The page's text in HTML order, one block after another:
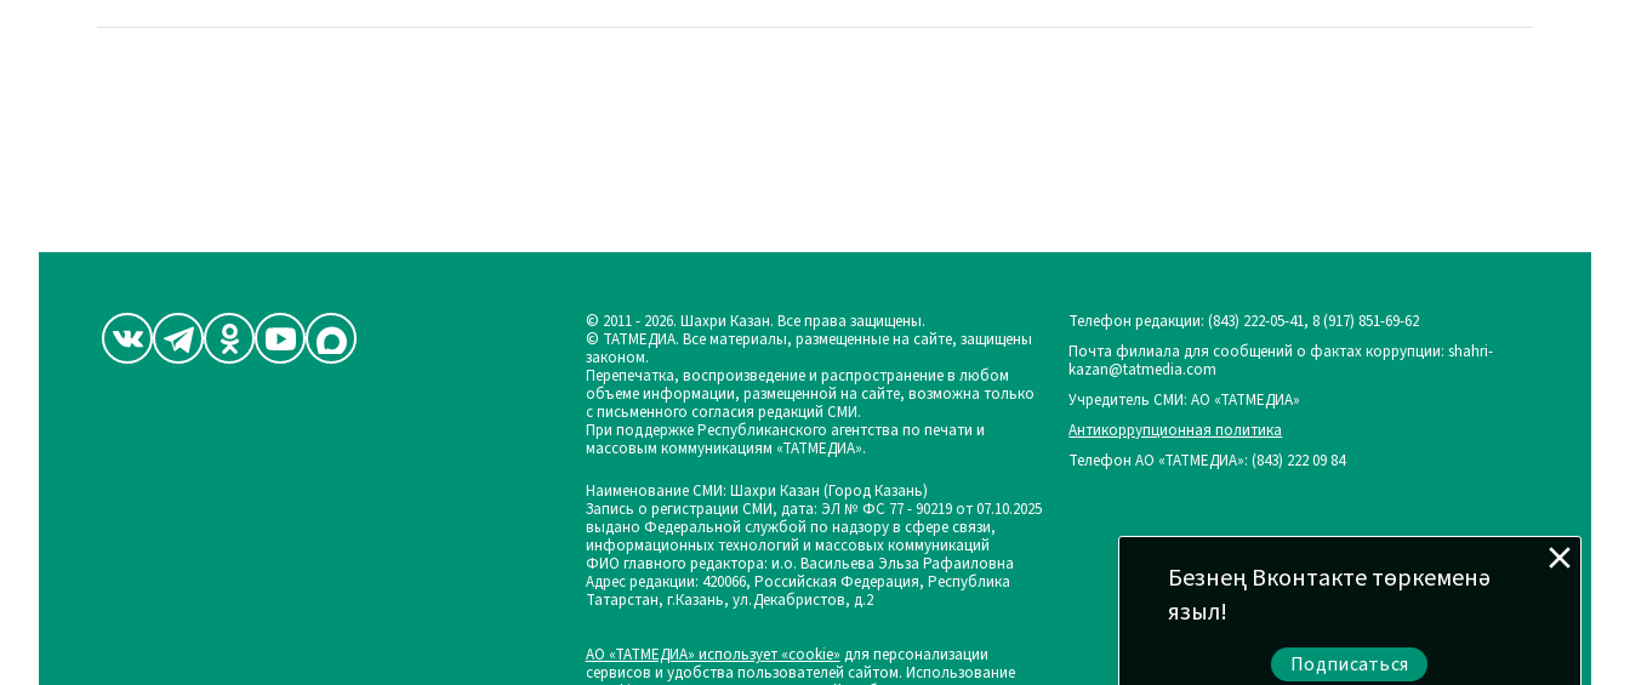
Безнең Вконтакте төркеменә
языл!
Подписаться
© 2011 - 2026. Шахри Казан. Все права защищены.
© ТАТМЕДИА. Все материалы, размещенные на сайте, защищены
законом.
Перепечатка, воспроизведение и распространение в любом
объеме информации, размещенной на сайте, возможна только
с письменного согласия редакций СМИ.
При поддержке Республиканского агентства по печати и
массовым коммуникациям «ТАТМЕДИА».
Наименование СМИ: Шахри Казан (Город Казань)
Запись о регистрации СМИ, дата: ЭЛ № ФС 77 - 90219 от 07.10.2025
выдано Федеральной службой по надзору в сфере связи,
информационных технологий и массовых коммуникаций
ФИО главного редактора: и.о. Васильева Эльза Рафаиловна
Адрес редакции: 420066, Российская Федерация, Республика
Татарстан, г.Казань, ул.Декабристов, д.2
АО «ТАТМЕДИА» использует «cookie» для персонализации
сервисов и удобства пользователей сайтом. Использование
Телефон редакции:(843) 222-05-41, 8 (917) 851-69-62
Почта филиала для сообщений о фактах коррупции: shahri-
kazan@tatmedia.com
Учредитель СМИ: АО «ТАТМЕДИА»
Антикоррупционная политика
Телефон АО «ТАТМЕДИА»: (843) 222 09 84